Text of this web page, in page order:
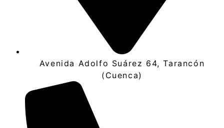
Avenida Adolfo Suárez 64, Tarancón
(Cuenca)